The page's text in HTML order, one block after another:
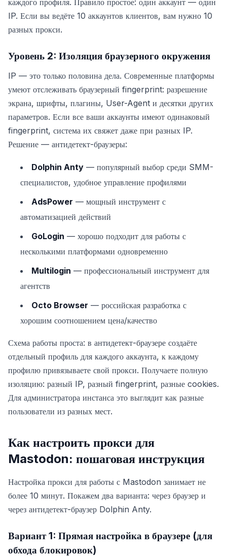
IP. Если вы ведёте 10 аккаунтов клиентов, вам нужно 10
разных прокси.
Уровень 2: Изоляция браузерного окружения
IP — это только половина дела. Современные платформы
умеют отслеживать браузерный fingerprint: разрешение
экрана, шрифты, плагины, User-Agent и десятки других
параметров. Если все ваши аккаунты имеют одинаковый
fingerprint, система их свяжет даже при разных IP.
Решение — антидетект-браузеры:
Dolphin Anty — популярный выбор среди SMM-
специалистов, удобное управление профилями
AdsPower — мощный инструмент с
автоматизацией действий
GoLogin — хорошо подходит для работы с
несколькими платформами одновременно
Multilogin — профессиональный инструмент для
агентств
Octo Browser — российская разработка с
хорошим соотношением цена/качество
Схема работы проста: в антидетект-браузере создаёте
отдельный профиль для каждого аккаунта, к каждому
профилю привязываете свой прокси. Получаете полную
изоляцию: разный IP, разный fingerprint, разные cookies.
Для администратора инстанса это выглядит как разные
пользователи из разных мест.
Как настроить прокси для
Mastodon: пошаговая инструкция
Настройка прокси для работы с Mastodon занимает не
более 10 минут. Покажем два варианта: через браузер и
через антидетект-браузер Dolphin Anty.
Вариант 1: Прямая настройка в браузере (для
обхода блокировок)